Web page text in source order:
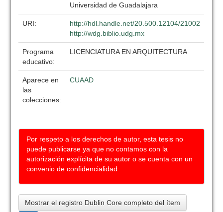
Universidad de Guadalajara
URI:
http://hdl.handle.net/20.500.12104/21002
http://wdg.biblio.udg.mx
Programa
educativo:
LICENCIATURA EN ARQUITECTURA
Aparece en
las
colecciones:
CUAAD
Por respeto a los derechos de autor, esta tesis no
puede publicarse ya que no contamos con la
autorización explícita de su autor o se cuenta con un
convenio de confidencialidad
Mostrar el registro Dublin Core completo del ítem